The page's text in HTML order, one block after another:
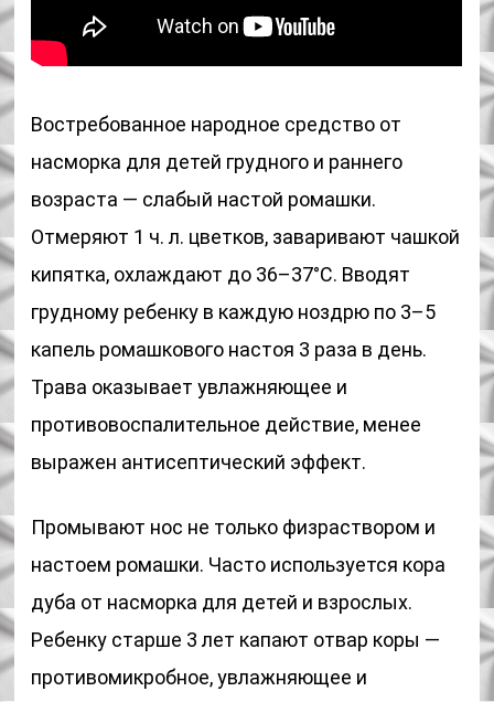
Востребованное народное средство от
насморка для детей грудного и раннего
возраста — слабый настой ромашки.
Отмеряют 1 ч. л. цветков, заваривают чашкой
кипятка, охлаждают до 36–37°С. Вводят
грудному ребенку в каждую ноздрю по 3–5
капель ромашкового настоя 3 раза в день.
Трава оказывает увлажняющее и
противовоспалительное действие, менее
выражен антисептический эффект.
Промывают нос не только физраствором и
настоем ромашки. Часто используется кора
дуба от насморка для детей и взрослых.
Ребенку старше 3 лет капают отвар коры —
противомикробное, увлажняющее и